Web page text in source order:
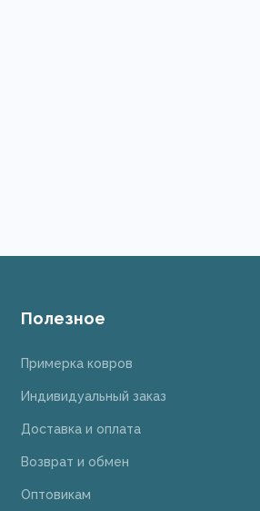
Полезное
Примерка ковров
Индивидуальный заказ
Доставка и оплата
Возврат и обмен
Оптовикам